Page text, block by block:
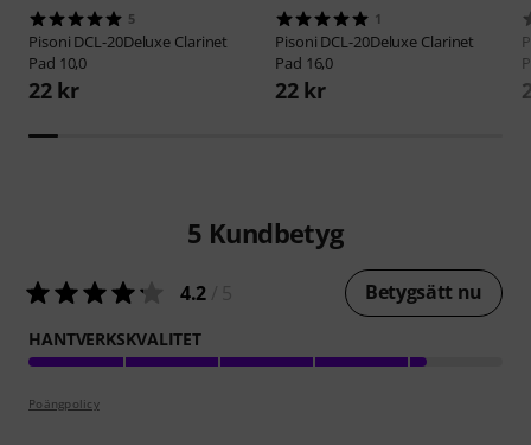
5
Pisoni DCL-20Deluxe Clarinet
Pad 10,0
22 kr
1
Pisoni DCL-20Deluxe Clarinet
Pad 16,0
22 kr
5 Kundbetyg
4.2 Betygsätt nu
HANTVERKSKVALITET
Poängpolicy